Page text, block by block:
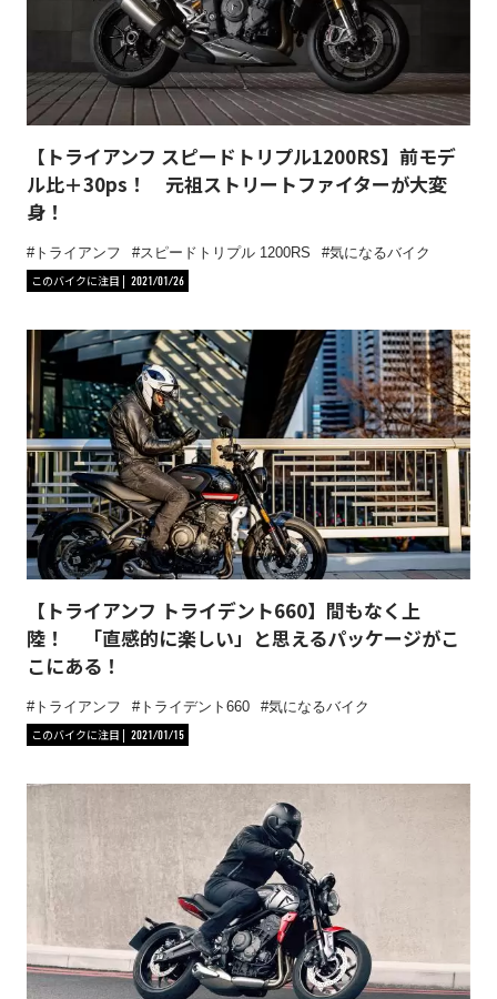
【トライアンフ スピードトリプル1200RS】前モデ
ル比＋30ps！ 元祖ストリートファイターが大変
身！
トライアンフ スピードトリプル 1200RS
気になるバイク
このバイクに注目
2021/01/26
【トライアンフ トライデント660】間もなく上
陸！ 「直感的に楽しい」と思えるパッケージがこ
こにある！
トライアンフ トライデント660
気になるバイク
このバイクに注目
2021/01/15